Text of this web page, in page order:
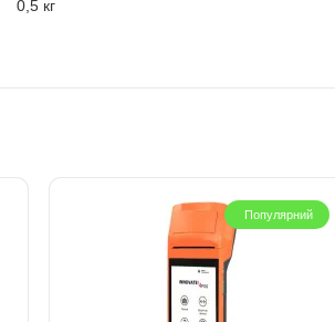
0,5 кг
Популярний